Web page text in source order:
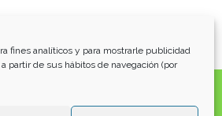
fines analíticos y para mostrarle publicidad
partir de sus hábitos de navegación (por
o retransmitidos
u otro aviso de